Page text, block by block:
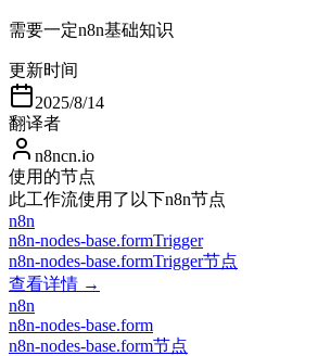
需要一定n8n基础知识
更新时间
2025/8/14
翻译者
n8ncn.io
使用的节点
此工作流使用了以下n8n节点
n8n
n8n-nodes-base.formTrigger
n8n-nodes-base.formTrigger节点
查看详情 →
n8n
n8n-nodes-base.form
n8n-nodes-base.form节点